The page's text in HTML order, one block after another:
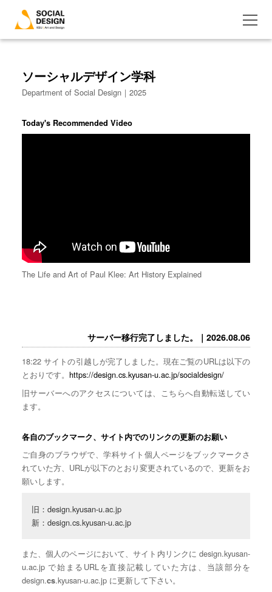
ソーシャルデザイン学科
Department of Social Design｜2025
Today's Recommended Video
The Life and Art of Paul Klee: Art History Explained
サーバー移行完了しました。｜2026.08.06
18:22 サイトの引越しが完了しました。現在ご覧のURLは以下の
とおりです。 https://design.cs.kyusan-u.ac.jp/socialdesign/
旧サーバーへのアクセスについては、こちらへ自動転送してい
ます。
各自のブックマーク、サイト内でのリンクの更新のお願い
ご自身のブラウザで、学科サイト個人ページをブックマークさ
れていた方、URLが以下のとおり変更されているので、更新をお
願いします。
旧：design.kyusan-u.ac.jp
新：design.cs.kyusan-u.ac.jp
また、個人のページにおいて、サイト内リンクに design.kyusan-
u.ac.jp で始まるURLを直接記載していた方は、当該部分を
design.cs.kyusan-u.ac.jp に更新して下さい。